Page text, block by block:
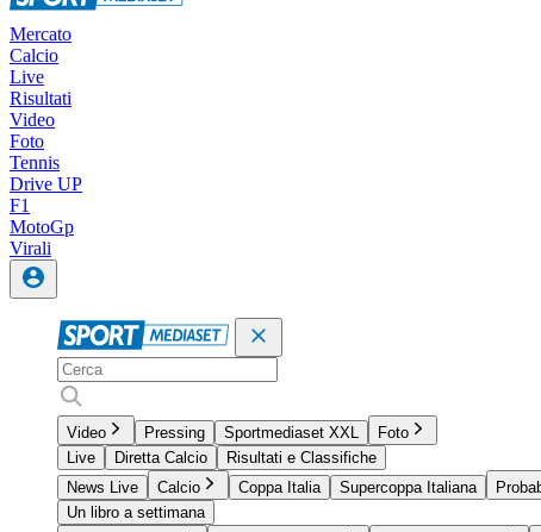
Mercato
Calcio
Live
Risultati
Video
Foto
Tennis
Drive UP
F1
MotoGp
Virali
Video Pressing Sportmediaset XXL
Foto
Live
Diretta Calcio
Risultati e Classifiche
News Live
Calcio Coppa Italia Supercoppa Italiana
Un libro a settimana